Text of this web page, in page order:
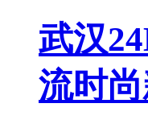
武汉
流时